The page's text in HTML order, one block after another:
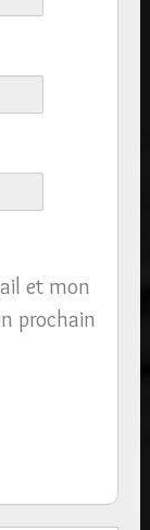
et mon
prochain